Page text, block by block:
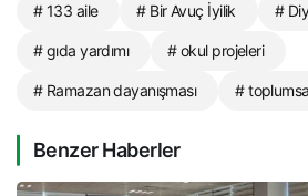
# 133 aile # Bir Avuç İyilik #
# gıda yardımı # okul projeleri
# Ramazan dayanışması #
Benzer Haberler